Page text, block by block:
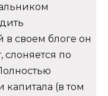
в своем блоге он
слоняется по
капитала (в том